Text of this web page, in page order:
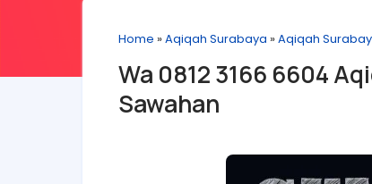
Home »Aqiqah Surabaya »Aqiqah
Wa 0812 3166 6604
Sawahan